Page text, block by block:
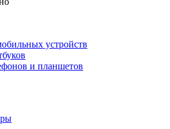
устройств
и планшетов